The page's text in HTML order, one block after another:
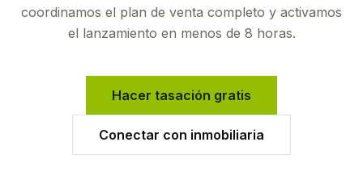
coordinamos el plan de venta completo y activamos
el lanzamiento en menos de 8 horas.
Hacer tasación gratis
Conectar con inmobiliaria